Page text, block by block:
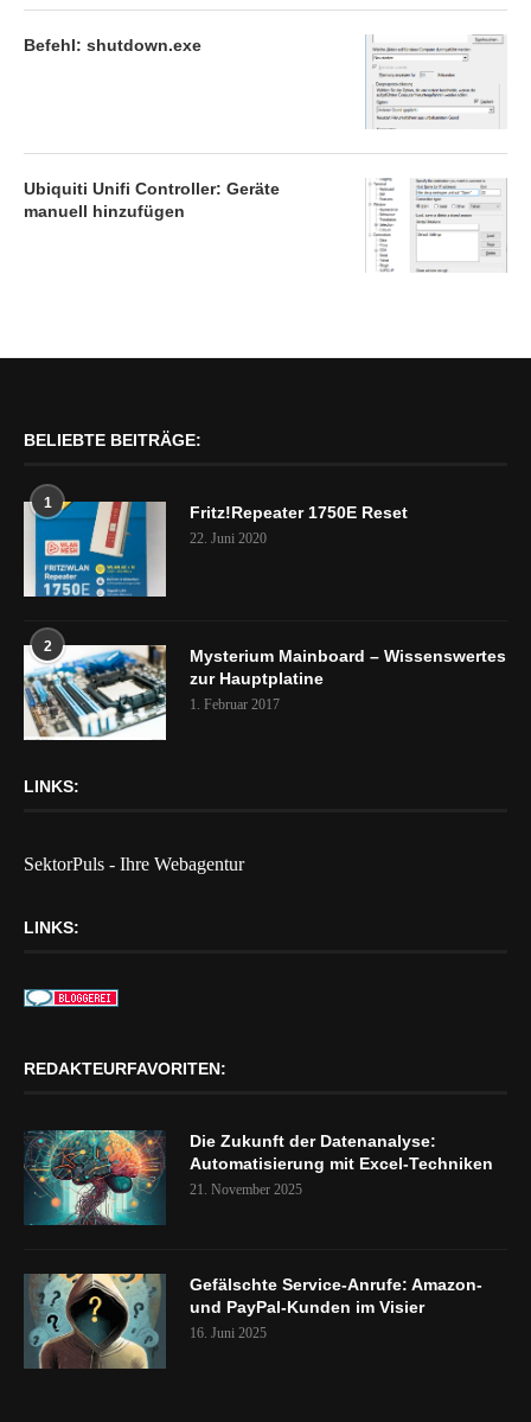
Befehl: shutdown.exe
Ubiquiti Unifi Controller: Geräte
manuell hinzufügen
BELIEBTE BEITRÄGE:
1 Fritz!Repeater 1750E Reset
22. Juni 2020
2
Mysterium Mainboard – Wissenswertes
zur Hauptplatine
1. Februar 2017
LINKS:
SektorPuls - Ihre Webagentur
LINKS:
REDAKTEURFAVORITEN:
Die Zukunft der Datenanalyse:
Automatisierung mit Excel-Techniken
21. November 2025
Gefälschte Service-Anrufe: Amazon-
und PayPal-Kunden im Visier
16. Juni 2025